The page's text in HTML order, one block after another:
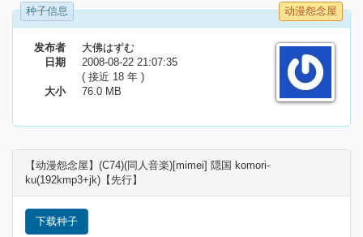
种子信息 动漫怨念屋
发布者
大佛はずむ
日期
2008-08-22 21:07:35
( 接近 18 年 )
大小
76.0 MB
【动漫怨念屋】(C74)(同人音楽)[mimei] 隠国 komori-
ku(192kmp3+jk)【先行】
下载种子